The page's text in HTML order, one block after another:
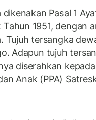
Pasal 1
1951, dengan
Tujuh tersangka
Adapun tujuh
diserahkan
Anak (PPA)